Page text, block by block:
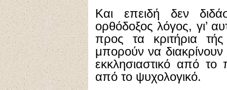
Και επειδή δεν
ορθόδοξος λόγος, γι’
προς τα κριτήρια τής
μπορούν να
εκκλησιαστικό από το
από το ψυχολογικό.